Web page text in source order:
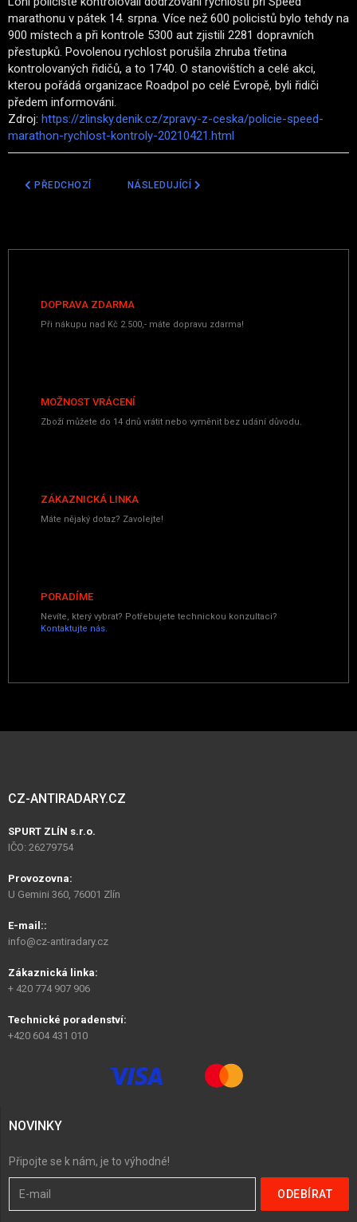
marathonu v pátek 14. srpna. Více než 600 policistů bylo tehdy na
900 místech a při kontrole 5300 aut zjistili 2281 dopravních
přestupků. Povolenou rychlost porušila zhruba třetina
kontrolovaných řidičů, a to 1740. O stanovištích a celé akci,
kterou pořádá organizace Roadpol po celé Evropě, byli řidiči
předem informováni.
Zdroj: https://zlinsky.denik.cz/zpravy-z-ceska/policie-speed-
marathon-rychlost-kontroly-20210421.html
PŘEDCHOZÍ ČLÁNEK: JAK POZNAT NEOZNAČENÉ POLICEJNÍ AUTO
PŘEDCHOZÍ DALŠÍ ČLÁNEK: JE ZÁZNAM Z PALUBNÍ
NÁSLEDUJÍCÍ
DOPRAVA ZDARMA
Při nákupu nad Kč 2.500,- máte dopravu zdarma!
MOŽNOST VRÁCENÍ
Zboží můžete do 14 dnů vrátit nebo vyměnit bez udání důvodu.
ZÁKAZNICKÁ LINKA
Máte nějaký dotaz? Zavolejte!
PORADÍME
Nevíte, který vybrat? Potřebujete technickou konzultaci?
Kontaktujte nás.
CZ-ANTIRADARY.CZ
SPURT ZLÍN s.r.o.
IČO: 26279754
Provozovna:
U Gemini 360, 76001 Zlín
E-mail::
info@cz-antiradary.cz
Zákaznická linka:
+ 420 774 907 906
Technické poradenství:
+420 604 431 010
NOVINKY
Připojte se k nám, je to výhodné!